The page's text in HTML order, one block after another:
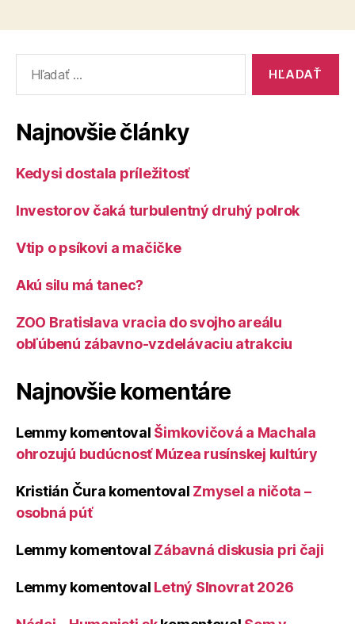
Najnovšie články
Kedysi dostala príležitosť
Investorov čaká turbulentný druhý polrok
Vtip o psíkovi a mačičke
Akú silu má tanec?
ZOO Bratislava vracia do svojho areálu
obľúbenú zábavno-vzdelávaciu atrakciu
Najnovšie komentáre
Lemmy komentoval Šimkovičová a Machala
ohrozujú budúcnosť Múzea rusínskej kultúry
Kristián Čura komentoval Zmysel a ničota –
osobná púť
Lemmy komentoval Zábavná diskusia pri čaji
Lemmy komentoval Letný Slnovrat 2026